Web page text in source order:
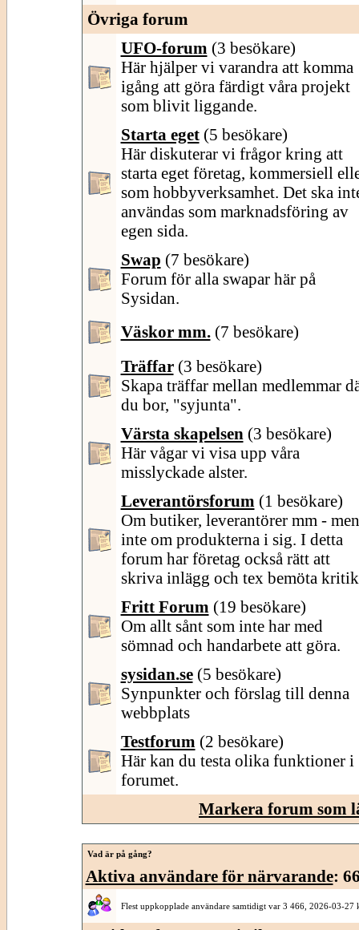
Övriga forum
UFO-forum (3 besökare)
Här hjälper vi varandra att komma
igång att göra färdigt våra projekt
som blivit liggande.
Starta eget (5 besökare)
Här diskuterar vi frågor kring att
starta eget företag, kommersiell
som hobbyverksamhet. Det ska
användas som marknadsföring av
egen sida.
Swap (7 besökare)
Forum för alla swapar här på
Sysidan.
Väskor mm. (7 besökare)
Träffar (3 besökare)
Skapa träffar mellan medlemmar
du bor, "syjunta".
Värsta skapelsen (3 besökare)
Här vågar vi visa upp våra
misslyckade alster.
Leverantörsforum (1 besökare)
Om butiker, leverantörer mm - men
inte om produkterna i sig. I detta
forum har företag också rätt att
skriva inlägg och tex bemöta
Fritt Forum (19 besökare)
Om allt sånt som inte har med
sömnad och handarbete att göra.
sysidan.se (5 besökare)
Synpunkter och förslag till denna
webbplats
Testforum (2 besökare)
Här kan du testa olika funktioner i
forumet.
Markera forum som
Vad är på gång?
Aktiva användare för närvarande:
Flest uppkopplade användare samtidigt var 3 466, 2026-03-27